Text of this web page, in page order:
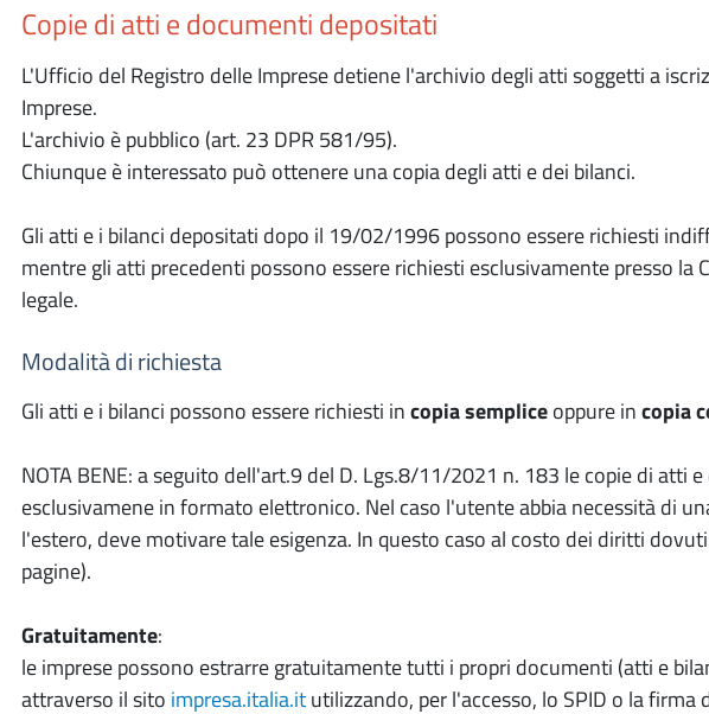
Copie di atti e documenti depositati
L'Ufficio del Registro delle Imprese detiene l'archivio degli atti soggetti a
Imprese.
L'archivio è pubblico (art. 23 DPR 581/95).
Chiunque è interessato può ottenere una copia degli atti e dei bilanci.
Gli atti e i bilanci depositati dopo il 19/02/1996 possono essere richiesti
mentre gli atti precedenti possono essere richiesti esclusivamente presso la
legale.
Modalità di richiesta
Gli atti e i bilanci possono essere richiesti incopia sempliceoppure incopia
NOTA BENE: a seguito dell'art.9 del D. Lgs.8/11/2021 n. 183 le copie di atti
esclusivamene in formato elettronico. Nel caso l'utente abbia necessità di
l'estero, deve motivare tale esigenza. In questo caso al costo dei diritti
pagine).
Gratuitamente:
le imprese possono estrarre gratuitamente tutti i propri documenti (atti e
attraverso il sito impresa.italia.itutilizzando, per l'accesso, lo SPID o la firma